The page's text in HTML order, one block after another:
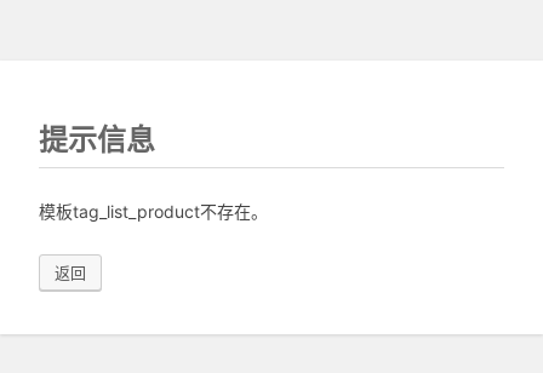
提示信息
模板tag_list_product不存在。
返回